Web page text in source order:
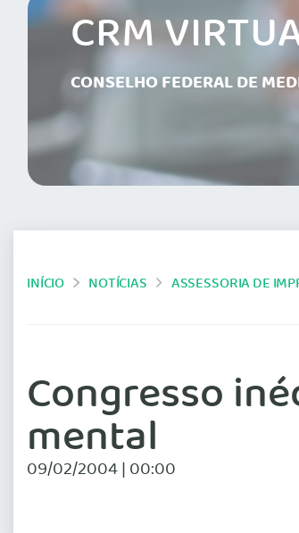
CRM
CONSELHO FEDERAL DE
INÍCIO NOTÍCIAS ASSESSORIA DE
Congresso
mental
09/02/2004 | 00:00